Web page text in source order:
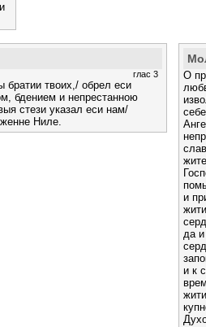
глас 3
братии твоих,/ обрел еси
бдением и непрестанною
стези указал еси нам/
Ниле.
О
и
да
и к